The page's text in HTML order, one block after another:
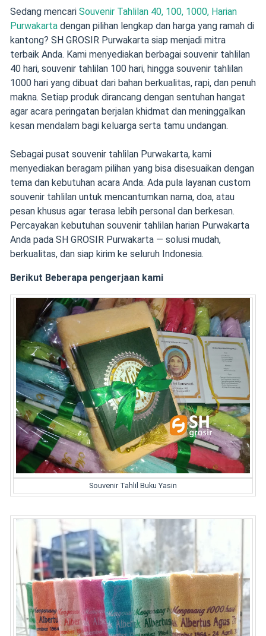
Sedang mencari Souvenir Tahlilan 40, 100, 1000, Harian
Purwakartadengan pilihan lengkap dan harga yang ramah di
kantong? SH GROSIR Purwakarta siap menjadi mitra
terbaik Anda. Kami menyediakan berbagai souvenir tahlilan
40 hari, souvenir tahlilan 100 hari, hingga souvenir tahlilan
1000 hari yang dibuat dari bahan berkualitas, rapi, dan penuh
makna. Setiap produk dirancang dengan sentuhan hangat
agar acara peringatan berjalan khidmat dan meninggalkan
kesan mendalam bagi keluarga serta tamu undangan.
Sebagai pusat souvenir tahlilan Purwakarta, kami
menyediakan beragam pilihan yang bisa disesuaikan dengan
tema dan kebutuhan acara Anda. Ada pula layanan custom
souvenir tahlilan untuk mencantumkan nama, doa, atau
pesan khusus agar terasa lebih personal dan berkesan.
Percayakan kebutuhan souvenir tahlilan harian Purwakarta
Anda pada SH GROSIR Purwakarta — solusi mudah,
berkualitas, dan siap kirim ke seluruh Indonesia.
Berikut Beberapa pengerjaan kami
Souvenir Tahlil Buku Yasin